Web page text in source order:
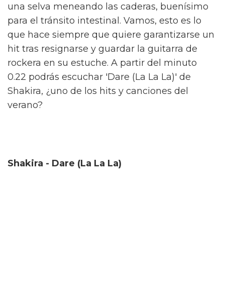
una selva meneando las caderas, buenísimo
para el tránsito intestinal. Vamos, esto es lo
que hace siempre que quiere garantizarse un
hit tras resignarse y guardar la guitarra de
rockera en su estuche. A partir del minuto
0.22 podrás escuchar 'Dare (La La La)' de
Shakira, ¿uno de los hits y canciones del
verano?
Shakira - Dare (La La La)